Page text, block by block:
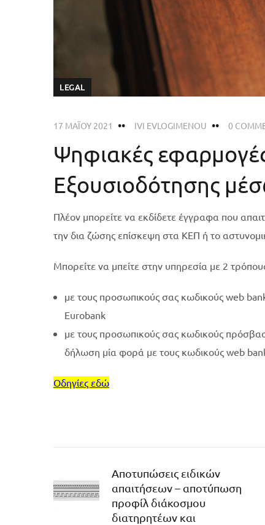
LEGAL
17 ΜΑΪ́ΟΥ 2021 IVI EVLOGIMENOU 0
Ψηφιακές
Εξουσιοδότησης
Πλέον μπορείτε να εκδίδετε έγγραφα που
την δια ζώσης επίσκεψη στα ΚΕΠ ή το
Μπορείτε να μπείτε στην υπηρεσία με 2
με τους προσωπικούς σας κωδικούς web
Eurobank
με τους προσωπικούς σας κωδικούς
δήλωση μία φορά με τους κωδικούς web
Οδηγίες εδώ
Αποτυπώσεις ειδικών
απαιτήσεων – αποτύπωση
προφίλ διάκοσμου
διατηρητέων και